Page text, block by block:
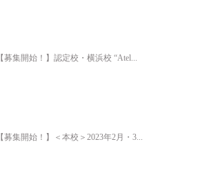
【募集開始！】認定校・横浜校 “Atel...
【募集開始！】＜本校＞2023年2月・3...